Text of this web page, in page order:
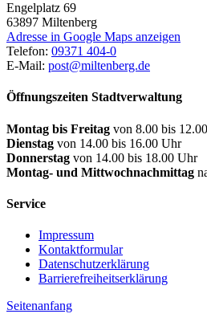
Engelplatz 69
63897 Miltenberg
Adresse in Google Maps anzeigen
Telefon: 09371 404-0
E-Mail: post@miltenberg.de
Öffnungszeiten Stadtverwaltung
Montag bis Freitag von 8.00 bis
Dienstag von 14.00 bis 16.00 Uhr
Donnerstag von 14.00 bis 18.00 Uhr
Montag- und Mittwochnachmittag
Service
Impressum
Kontaktformular
Datenschutzerklärung
Barrierefreiheitserklärung
Seitenanfang